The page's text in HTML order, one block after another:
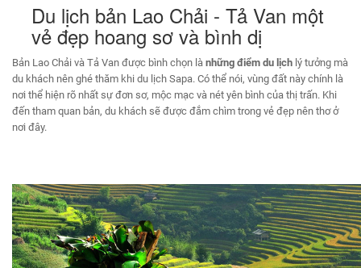
Du lịch bản Lao Chải - Tả Van một
vẻ đẹp hoang sơ và bình dị
Bản Lao Chải và Tả Van được bình chọn là những điểm du lịch lý tưởng mà
du khách nên ghé thăm khi du lịch Sapa. Có thể nói, vùng đất này chính là
nơi thể hiện rõ nhất sự đơn sơ, mộc mạc và nét yên bình của thị trấn. Khi
đến tham quan bản, du khách sẽ được đắm chìm trong vẻ đẹp nên thơ ở
nơi đây.